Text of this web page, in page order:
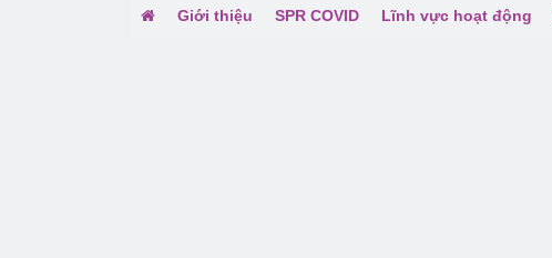
Giới thiệu SPR COVID Lĩnh vực hoạt động